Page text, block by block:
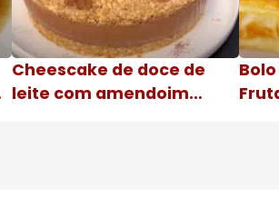
Cheescake de doce de
leite com amendoim